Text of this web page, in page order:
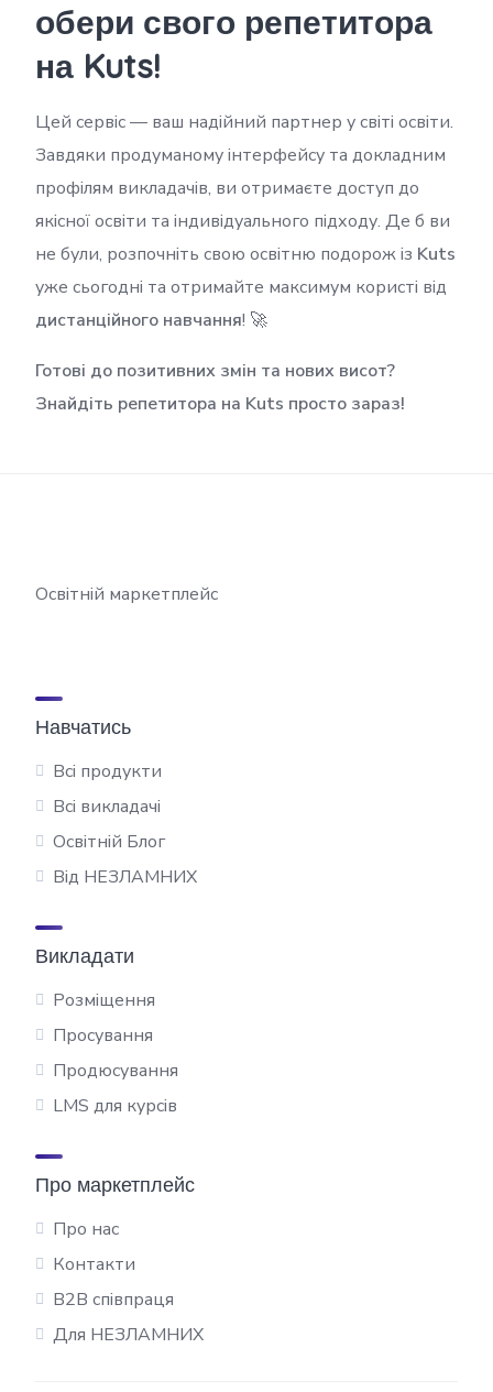
обери свого репетитора
на Kuts!
Цей сервіс — ваш надійний партнер у світі освіти.
Завдяки продуманому інтерфейсу та докладним
профілям викладачів, ви отримаєте доступ до
якісної освіти та індивідуального підходу. Де б ви
не були, розпочніть свою освітню подорож із Kuts
уже сьогодні та отримайте максимум користі від
дистанційного навчання! 🚀
Готові до позитивних змін та нових висот?
Знайдіть репетитора на Kuts просто зараз!
Освітній маркетплейс
Навчатись
Всі продукти
Всі викладачі
Освітній Блог
Від НЕЗЛАМНИХ
Викладати
Розміщення
Просування
Продюсування
LMS для курсів
Про маркетплейс
Про нас
Контакти
B2B співпраця
Для НЕЗЛАМНИХ